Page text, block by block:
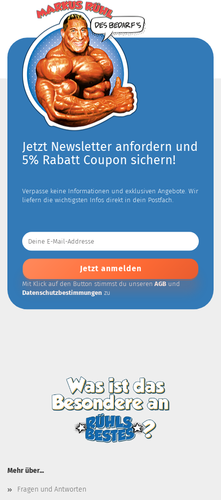
Jetzt Newsletter anfordern und
5% Rabatt Coupon sichern!
Verpasse keine Informationen und exklusiven Angebote. Wir
liefern die wichtigsten Infos direkt in dein Postfach.
Deine
E-
Mail-
Addresse
Mit Klick auf den Button stimmst du unseren AGB und
Datenschutzbestimmungen zu
Mehr über...
Fragen und Antworten